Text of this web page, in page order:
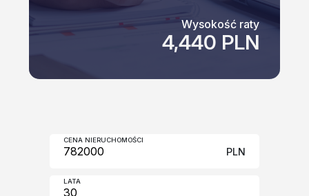
Wysokość raty
4,440 PLN
CENA NIERUCHOMOŚCI
PLN
LATA